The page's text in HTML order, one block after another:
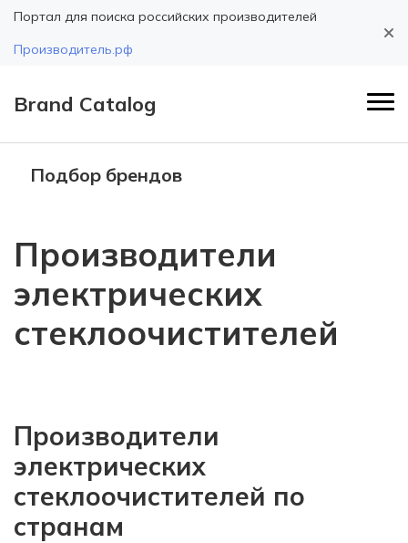
Портал для поиска российских производителей
Производитель.рф
Brand Catalog
Подбор брендов
Производители
электрических
стеклоочистителей
Производители
электрических
стеклоочистителей по
странам